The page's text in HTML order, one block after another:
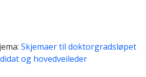
Skjemaer til doktorgradsløpet
og hovedveileder